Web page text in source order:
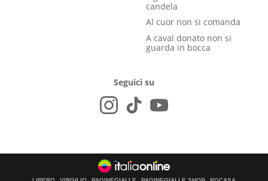
candela
Al cuor non si comanda
A caval donato non si
guarda in bocca
Seguici su